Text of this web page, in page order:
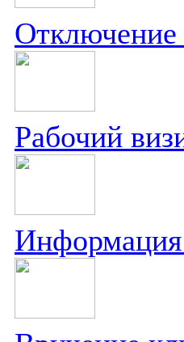
Отключение
Рабочий
Информация